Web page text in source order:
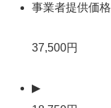
事業者提供価格
37,500円
▶